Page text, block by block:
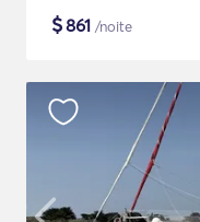
$861 /noite